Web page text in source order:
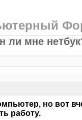
ли мне
но вот
работу.